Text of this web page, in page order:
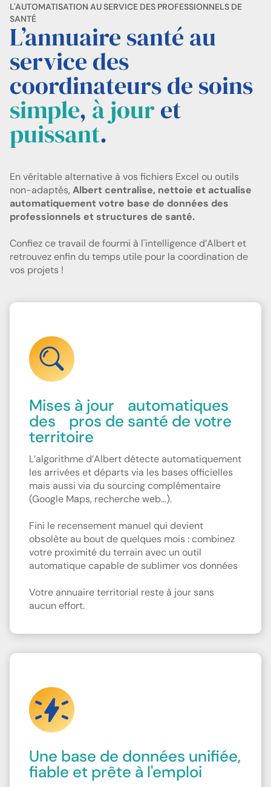
L'AUTOMATISATION AU SERVICE DES PROFESSIONNELS DE
SANTÉ
L’annuaire santé au
service des
coordinateurs de soins
simple, à jouret
puissant.
En véritable alternative à vos fichiers Excel ou outils
non-adaptés, Albert centralise, nettoie et actualise
automatiquement votre base de données des
professionnels et structures de santé.
Confiez ce travail de fourmi à l'intelligence d’Albert et
retrouvez enfin du temps utile pour la coordination de
vos projets !
Mises à jour automatiques
des pros de santé de votre
territoire
L’algorithme d’Albert détecte automatiquement
les arrivées et départs via les bases officielles
mais aussi via du sourcing complémentaire
(Google Maps, recherche web...).
‍Fini le recensement manuel qui devient
obsolète au bout de quelques mois : combinez
votre proximité du terrain avec un outil
automatique capable de sublimer vos données
‍Votre annuaire territorial reste à jour sans
aucun effort.
Une base de données unifiée,
fiable et prête à l'emploi